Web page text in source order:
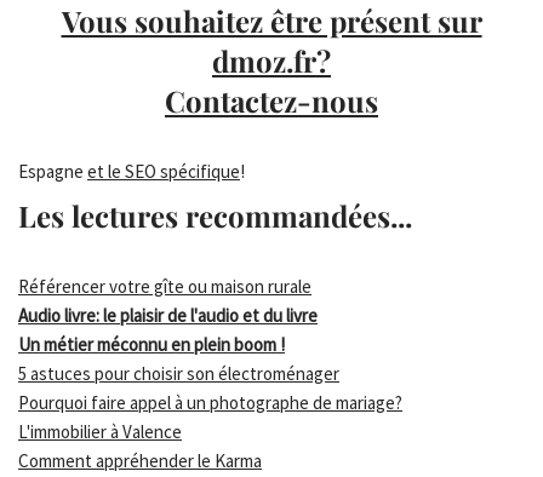
Vous souhaitez être présent sur
dmoz.fr?
Contactez-nous
Espagne et le SEO spécifique!
Les lectures recommandées...
Référencer votre gîte ou maison rurale
Audio livre: le plaisir de l'audio et du livre
Un métier méconnu en plein boom !
5 astuces pour choisir son électroménager
Pourquoi faire appel à un photographe de mariage?
L'immobilier à Valence
Comment appréhender le Karma